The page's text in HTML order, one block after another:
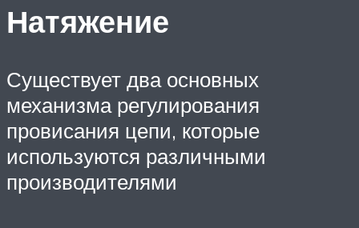
Натяжение
Существует два основных
механизма регулирования
провисания цепи, которые
используются различными
производителями